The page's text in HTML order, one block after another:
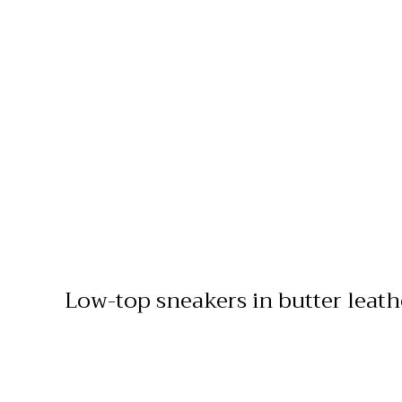
Low-top sneakers in butter